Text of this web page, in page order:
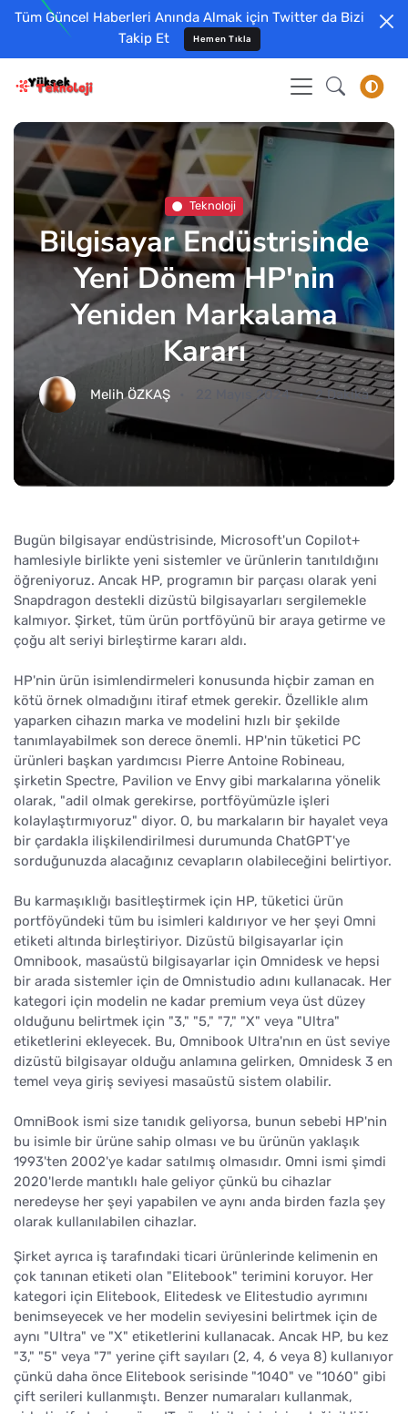
Tüm Güncel Haberleri Anında Almak için Twitter da Bizi
Takip Et
Hemen Tıkla
Teknoloji
Bilgisayar Endüstrisinde
Yeni Dönem HP'nin
Yeniden Markalama
Kararı
Melih ÖZKAŞ 22 Mayıs 2024 2 Dakika
Bugün bilgisayar endüstrisinde, Microsoft'un Copilot+
hamlesiyle birlikte yeni sistemler ve ürünlerin tanıtıldığını
öğreniyoruz. Ancak HP, programın bir parçası olarak yeni
Snapdragon destekli dizüstü bilgisayarları sergilemekle
kalmıyor. Şirket, tüm ürün portföyünü bir araya getirme ve
çoğu alt seriyi birleştirme kararı aldı.
HP'nin ürün isimlendirmeleri konusunda hiçbir zaman en
kötü örnek olmadığını itiraf etmek gerekir. Özellikle alım
yaparken cihazın marka ve modelini hızlı bir şekilde
tanımlayabilmek son derece önemli. HP'nin tüketici PC
ürünleri başkan yardımcısı Pierre Antoine Robineau,
şirketin Spectre, Pavilion ve Envy gibi markalarına yönelik
olarak, "adil olmak gerekirse, portföyümüzle işleri
kolaylaştırmıyoruz" diyor. O, bu markaların bir hayalet veya
bir çardakla ilişkilendirilmesi durumunda ChatGPT'ye
sorduğunuzda alacağınız cevapların olabileceğini belirtiyor.
Bu karmaşıklığı basitleştirmek için HP, tüketici ürün
portföyündeki tüm bu isimleri kaldırıyor ve her şeyi Omni
etiketi altında birleştiriyor. Dizüstü bilgisayarlar için
Omnibook, masaüstü bilgisayarlar için Omnidesk ve hepsi
bir arada sistemler için de Omnistudio adını kullanacak. Her
kategori için modelin ne kadar premium veya üst düzey
olduğunu belirtmek için "3," "5," "7," "X" veya "Ultra"
etiketlerini ekleyecek. Bu, Omnibook Ultra'nın en üst seviye
dizüstü bilgisayar olduğu anlamına gelirken, Omnidesk 3 en
temel veya giriş seviyesi masaüstü sistem olabilir.
OmniBook ismi size tanıdık geliyorsa, bunun sebebi HP'nin
bu isimle bir ürüne sahip olması ve bu ürünün yaklaşık
1993'ten 2002'ye kadar satılmış olmasıdır. Omni ismi şimdi
2020'lerde mantıklı hale geliyor çünkü bu cihazlar
neredeyse her şeyi yapabilen ve aynı anda birden fazla şey
olarak kullanılabilen cihazlar.
Şirket ayrıca iş tarafındaki ticari ürünlerinde kelimenin en
çok tanınan etiketi olan "Elitebook" terimini koruyor. Her
kategori için Elitebook, Elitedesk ve Elitestudio ayrımını
benimseyecek ve her modelin seviyesini belirtmek için de
aynı "Ultra" ve "X" etiketlerini kullanacak. Ancak HP, bu kez
"3," "5" veya "7" yerine çift sayıları (2, 4, 6 veya 8) kullanıyor
çünkü daha önce Elitebook serisinde "1040" ve "1060" gibi
çift serileri kullanmıştı. Benzer numaraları kullanmak,